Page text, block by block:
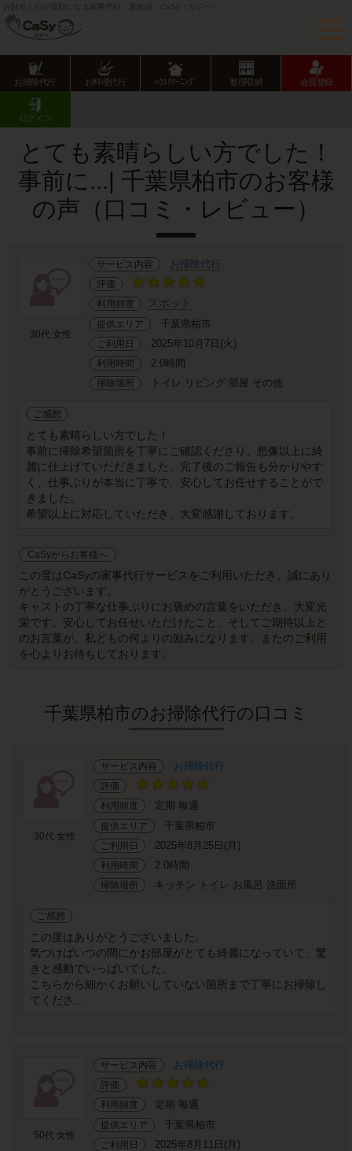
お財布と心が笑顔になる家事代行・家政婦「CaSy（カジー）」
お掃除代行 お料理代行 ﾊｳｽｸﾘｰﾆﾝｸﾞ 整理収納 会員登録
ログイン
CaSy TOP
お客様の声･口コミ詳細
とても素晴らしい方でした！
事前に...| 千葉県柏市のお客様
の声（口コミ・レビュー）
30代 女性
サービス内容 お掃除代行
評価
利用頻度
スポット
提供エリア 千葉県柏市
ご利用日 2025年10月7日(火)
利用時間 2.0時間
掃除場所 トイレ リビング 部屋 その他
ご感想
とても素晴らしい方でした！
事前に掃除希望箇所を丁寧にご確認くださり、想像以上に綺
麗に仕上げていただきました。完了後のご報告も分かりやす
く、仕事ぶりが本当に丁寧で、安心してお任せすることがで
きました。
希望以上に対応していただき、大変感謝しております。
CaSyからお客様へ
この度はCaSyの家事代行サービスをご利用いただき、誠にあり
がとうございます。
キャストの丁寧な仕事ぶりにお褒めの言葉をいただき、大変光
栄です。安心してお任せいただけたこと、そしてご期待以上と
のお言葉が、私どもの何よりの励みになります。またのご利用
を心よりお待ちしております。
千葉県柏市のお掃除代行の口コミ
30代 女性
サービス内容 お掃除代行
評価
利用頻度
定期 毎週
提供エリア 千葉県柏市
ご利用日 2025年8月25日(月)
利用時間 2.0時間
掃除場所 キッチン トイレ お風呂 洗面所
ご感想
この度はありがとうございました。
気づけばいつの間にかお部屋がとても綺麗になっていて、驚
きと感動でいっぱいでした。
こちらから細かくお願いしていない箇所まで丁寧にお掃除し
てくださ...
50代 女性
サービス内容 お掃除代行
評価
利用頻度
定期 毎週
提供エリア 千葉県柏市
ご利用日 2025年8月11日(月)